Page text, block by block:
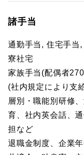
諸手当
通勤手当, 住宅手当
寮社宅
家族手当(配偶者
(社内規定により支
層別・職能別研修
育、社内英会話、
担など
退職金制度、企業